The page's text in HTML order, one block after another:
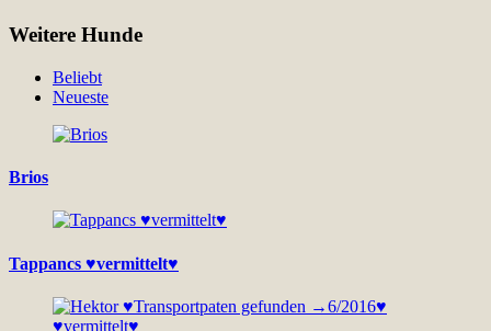
Weitere Hunde
Beliebt
Neueste
Brios
Tappancs ♥vermittelt♥